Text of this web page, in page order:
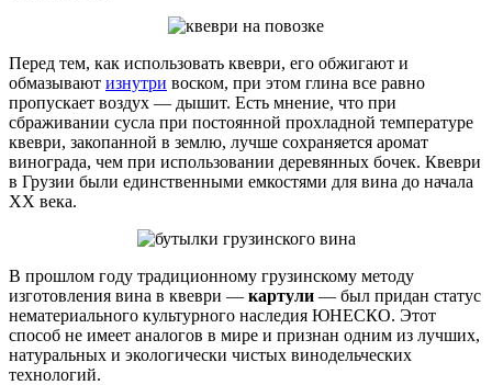
Перед тем, как использовать квеври, его обжигают и
обмазывают изнутри воском, при этом глина все равно
пропускает воздух — дышит. Есть мнение, что при
сбраживании сусла при постоянной прохладной температуре
квеври, закопанной в землю, лучше сохраняется аромат
винограда, чем при использовании деревянных бочек. Квеври
в Грузии были единственными емкостями для вина до начала
XX века.
В прошлом году традиционному грузинскому методу
изготовления вина в квеври — картули — был придан статус
нематериального культурного наследия ЮНЕСКО. Этот
способ не имеет аналогов в мире и признан одним из лучших,
натуральных и экологически чистых винодельческих
технологий.